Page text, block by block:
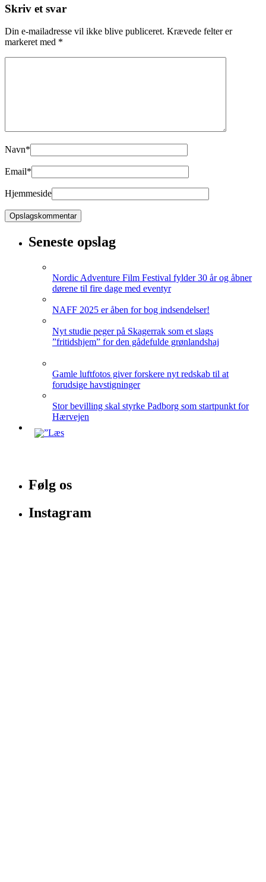
Skriv et svar
Din e-mailadresse vil ikke blive publiceret. Krævede felter er
markeret med *
Navn*
Email*
Hjemmeside
Seneste opslag
Nordic Adventure Film Festival fylder 30 år og åbner
dørene til fire dage med eventyr
NAFF 2025 er åben for bog indsendelser!
Nyt studie peger på Skagerrak som et slags
”fritidshjem” for den gådefulde grønlandshaj
Gamle luftfotos giver forskere nyt redskab til at
forudsige havstigninger
Stor bevilling skal styrke Padborg som startpunkt for
Hærvejen
Følg os
Instagram